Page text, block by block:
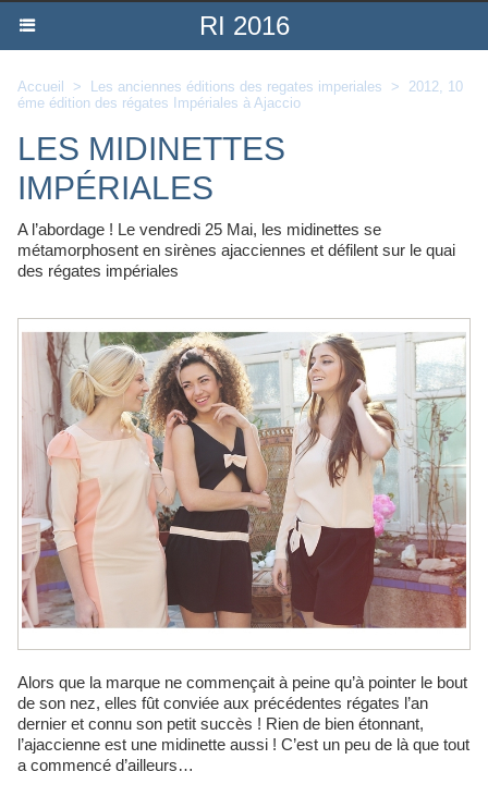
RI 2016
Accueil > Les anciennes éditions des regates imperiales >
2012, 10
éme édition des régates Impériales à Ajaccio
LES MIDINETTES
IMPÉRIALES
A l’abordage ! Le vendredi 25 Mai, les midinettes se
métamorphosent en sirènes ajacciennes et défilent sur le quai
des régates impériales
Alors que la marque ne commençait à peine qu’à pointer le bout
de son nez, elles fût conviée aux précédentes régates l’an
dernier et connu son petit succès ! Rien de bien étonnant,
l’ajaccienne est une midinette aussi ! C’est un peu de là que tout
a commencé d’ailleurs…